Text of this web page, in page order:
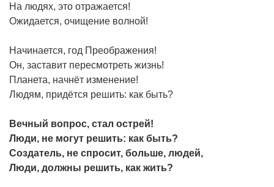
На людях, это отражается!
Ожидается, очищение волной!
Начинается, год Преображения!
Он, заставит пересмотреть жизнь!
Планета, начнёт изменение!
Людям, придётся решить: как быть?
Вечный вопрос, стал острей!
Люди, не могут решить: как быть?
Создатель, не спросит, больше, людей,
Люди, должны решить, как жить?